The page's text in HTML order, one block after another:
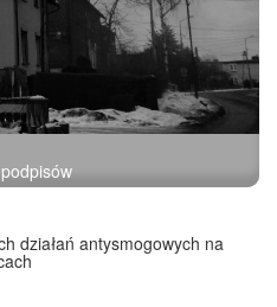
podpisów
działań antysmogowych na